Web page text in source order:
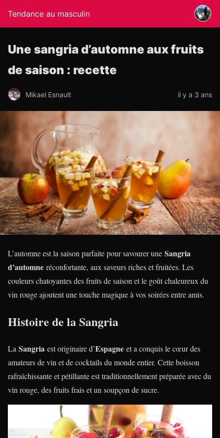
Tendance au masculin
Une sangria d’automne aux fruits
de saison : recette
Mikael Esnault il y a 3 ans
L’automne est la saison parfaite pour savourer une Sangria
d’automne réconfortante, aux saveurs riches et fruitées. Les
couleurs chatoyantes des fruits de saison et le goût chaleureux du
vin rouge ajoutent une touche magique à vos soirées entre amis.
Histoire de la Sangria
La Sangria est originaire d’Espagne et a conquis le cœur des
amateurs de vin et de cocktails du monde entier. Cette boisson
rafraîchissante et pétillante est traditionnellement préparée avec du
vin rouge, des fruits frais et un soupçon de sucre.